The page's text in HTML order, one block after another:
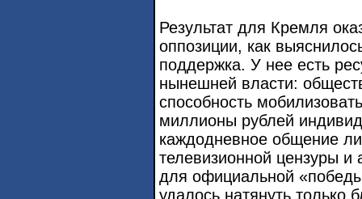
Результат для Кремля
оппозиции, как
поддержка. У нее есть
нынешней власти:
способность
миллионы рублей
каждодневное общение
телевизионной цензуры и
для официальной
удалось натянуть только